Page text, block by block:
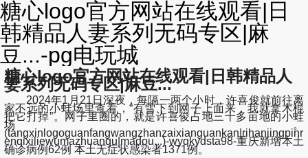
糖心logo官方网站在线观看|日
韩精品人妻系列无码专区|麻
豆...-pg电玩城
糖心logo官方网站在线观看|日韩精品人
妻系列无码专区|麻豆...
2024年1月21日深夜，每隔一两个小时，许喜俊就前往离
家不远的小蛙场里查看，“有雪下到网子上面来，我就拿木棍
把它打掉”。网子里圈的，就是许喜俊占地三十多亩地的小蛙
场。
(tangxinlogoguanfangwangzhanzaixianguankan|rihanjingpinr
enqixiliewumazhuanqu|madou...)-wyqkydsta98-重庆新增本土
确诊病例62例 本土无症状感染者1371例。